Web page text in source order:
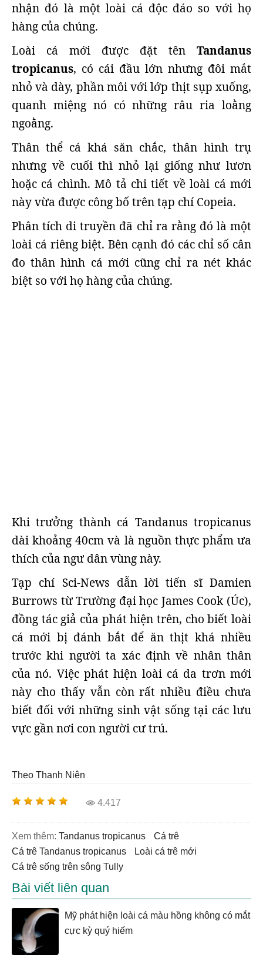
nhận đó là một loài cá độc đáo so với họ
hàng của chúng.
Loài cá mới được đặt tên Tandanus
tropicanus, có cái đầu lớn nhưng đôi mắt
nhỏ và dày, phần môi với lớp thịt sụp xuống,
quanh miệng nó có những râu ria loằng
ngoằng.
Thân thể cá khá săn chắc, thân hình trụ
nhưng về cuối thì nhỏ lại giống như lươn
hoặc cá chình. Mô tả chi tiết về loài cá mới
này vừa được công bố trên tạp chí Copeia.
Phân tích di truyền đã chỉ ra rằng đó là một
loài cá riêng biệt. Bên cạnh đó các chỉ số cân
đo thân hình cá mới cũng chỉ ra nét khác
biệt so với họ hàng của chúng.
Khi trưởng thành cá Tandanus tropicanus
dài khoảng 40cm và là nguồn thực phẩm ưa
thích của ngư dân vùng này.
Tạp chí Sci-News dẫn lời tiến sĩ Damien
Burrows từ Trường đại học James Cook (Úc),
đồng tác giả của phát hiện trên, cho biết loài
cá mới bị đánh bắt để ăn thịt khá nhiều
trước khi người ta xác định về nhân thân
của nó. Việc phát hiện loài cá da trơn mới
này cho thấy vẫn còn rất nhiều điều chưa
biết đối với những sinh vật sống tại các lưu
vực gần nơi con người cư trú.
Theo Thanh Niên
4.417
Xem thêm: Tandanus tropicanus
cá trê
cá trê Tandanus tropicanus
loài cá trê mới
cá trê sống trên sông Tully
Bài viết liên quan
Mỹ phát hiện loài cá màu hồng không có mắt
cực kỳ quý hiếm